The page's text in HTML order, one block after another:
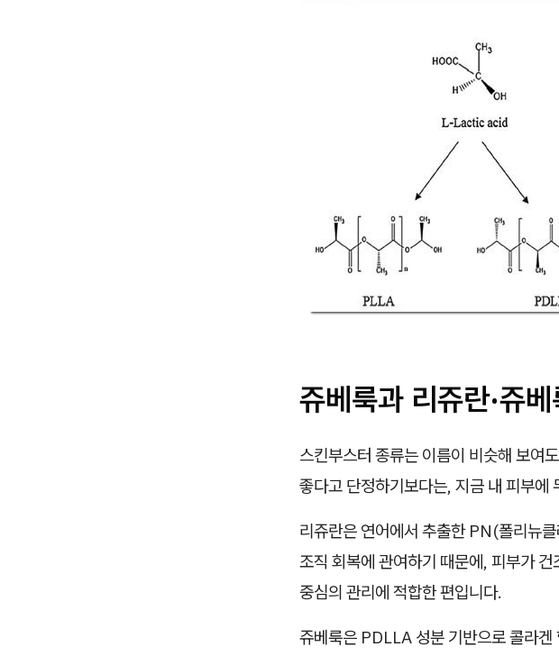
쥬베룩과 리쥬란·쥬
스킨부스터 종류는 이름이 비슷해 보여
좋다고 단정하기보다는, 지금 내 피부에
리쥬란은 연어에서 추출한 PN(폴리뉴
조직 회복에 관여하기 때문에, 피부가
중심의 관리에 적합한 편입니다.
쥬베룩은 PDLLA 성분 기반으로 콜라겐